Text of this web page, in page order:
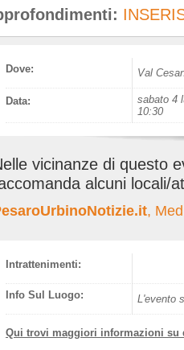
Dove: Val
Data:
sabato 4
10:30
vicinanze di questo
alcuni locali/
,
Intrattenimenti:
Info Sul Luogo: L'evento
Qui trovi maggiori informazioni su